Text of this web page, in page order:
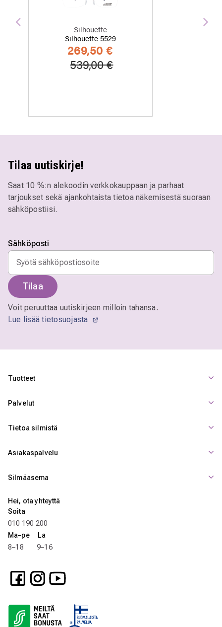
Silhouette
Silhouette 5529
269,50 €
Hinta alennettu
539,00 €Alennettu hinta
Edellinen
Tilaa uutiskirje!
Saat 10 %:n alekoodin verkkokauppaan ja parhaat
tarjoukset sekä ajankohtaista tietoa näkemisestä suoraan
sähköpostiisi.
Sähköposti
Tilaa
Voit peruuttaa uutiskirjeen milloin tahansa.
Lue lisää tietosuojasta
Tuotteet
Palvelut
Tietoa silmistä
Asiakaspalvelu
Silmäasema
Hei, ota yhteyttä
Soita
010 190 200
Ma–pe La
8–18 9–16